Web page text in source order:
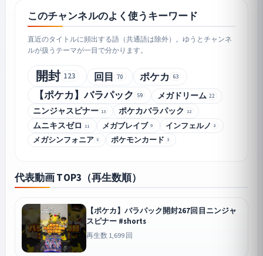
このチャンネルのよく使うキーワード
直近のタイトルに頻出する語（共通語は除外）。ゆうとチャンネ
ルが扱うテーマが一目で分かります。
開封 123 回目 70 ポケカ 63
【ポケカ】バラパック 59 メガドリーム 22
ニンジャスピナー 13 ポケカバラパック 12
ムニキスゼロ 11 メガブレイブ 9 インフェルノ 8
メガシンフォニア 5 ポケモンカード 3
代表動画 TOP3（再生数順）
【ポケカ】バラパック開封267回目ニンジャ
スピナー #shorts
再生数 1,699 回